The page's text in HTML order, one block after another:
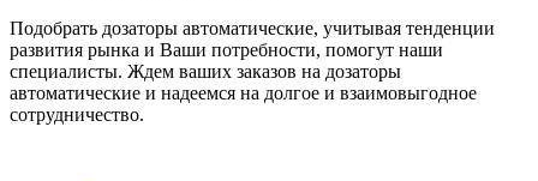
Подобрать дозаторы автоматические, учитывая тенденции
развития рынка и Ваши потребности, помогут наши
специалисты. Ждем ваших заказов на дозаторы
автоматические и надеемся на долгое и взаимовыгодное
сотрудничество.